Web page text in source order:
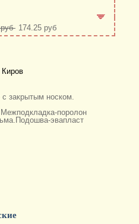
руб 174.25 руб
закрытым носком.
поролон
эвапласт